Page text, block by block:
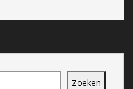
Zoeken